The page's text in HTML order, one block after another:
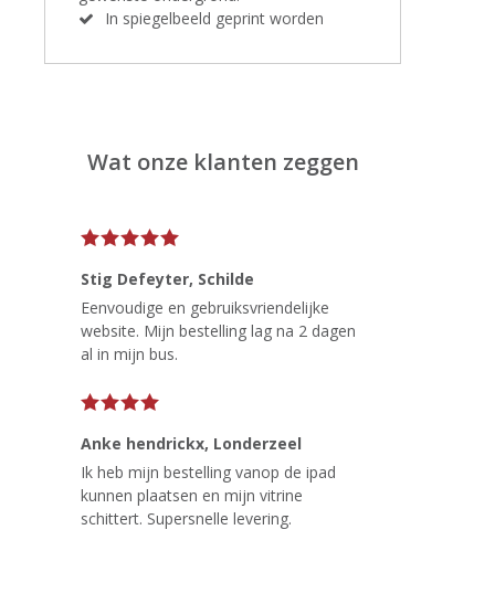
In spiegelbeeld geprint worden
Wat onze klanten zeggen
Stig Defeyter, Schilde
Eenvoudige en gebruiksvriendelijke
website. Mijn bestelling lag na 2 dagen
al in mijn bus.
Anke hendrickx, Londerzeel
Ik heb mijn bestelling vanop de ipad
kunnen plaatsen en mijn vitrine
schittert. Supersnelle levering.